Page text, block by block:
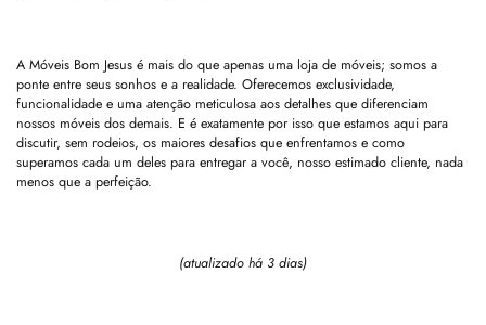
A Móveis Bom Jesus é mais do que apenas uma loja de móveis; somos a
ponte entre seus sonhos e a realidade. Oferecemos exclusividade,
funcionalidade e uma atenção meticulosa aos detalhes que diferenciam
nossos móveis dos demais. E é exatamente por isso que estamos aqui para
discutir, sem rodeios, os maiores desafios que enfrentamos e como
superamos cada um deles para entregar a você, nosso estimado cliente, nada
menos que a perfeição.
(atualizado há 3 dias)